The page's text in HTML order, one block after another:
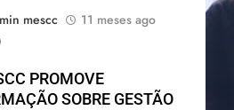
mescc
11 meses ago
PROMOVE
SOBRE GESTÃO